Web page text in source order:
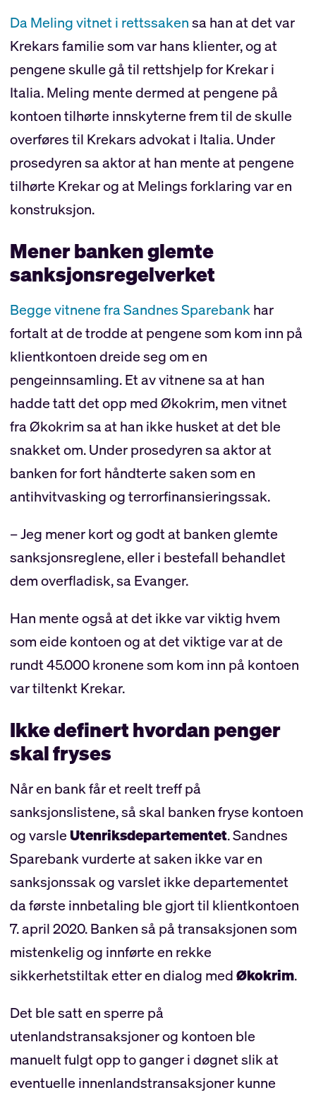
Da Meling vitnet i rettssakensa han at det var
Krekars familie som var hans klienter, og at
pengene skulle gå til rettshjelp for Krekar i
Italia. Meling mente dermed at pengene på
kontoen tilhørte innskyterne frem til de skulle
overføres til Krekars advokat i Italia. Under
prosedyren sa aktor at han mente at pengene
tilhørte Krekar og at Melings forklaring var en
konstruksjon.
Mener banken glemte
sanksjonsregelverket
Begge vitnene fra Sandnes Sparebankhar
fortalt at de trodde at pengene som kom inn på
klientkontoen dreide seg om en
pengeinnsamling. Et av vitnene sa at han
hadde tatt det opp med Økokrim, men vitnet
fra Økokrim sa at han ikke husket at det ble
snakket om. Under prosedyren sa aktor at
banken for fort håndterte saken som en
antihvitvasking og terrorfinansieringssak.
– Jeg mener kort og godt at banken glemte
sanksjonsreglene, eller i bestefall behandlet
dem overfladisk, sa Evanger.
Han mente også at det ikke var viktig hvem
som eide kontoen og at det viktige var at de
rundt 45.000 kronene som kom inn på kontoen
var tiltenkt Krekar.
Ikke definert hvordan penger
skal fryses
Når en bank får et reelt treff på
sanksjonslistene, så skal banken fryse kontoen
og varsleUtenriksdepartementet. Sandnes
Sparebank vurderte at saken ikke var en
sanksjonssak og varslet ikke departementet
da første innbetaling ble gjort til klientkontoen
7. april 2020. Banken så på transaksjonen som
mistenkelig og innførte en rekke
sikkerhetstiltak etter en dialog medØkokrim.
Det ble satt en sperre på
utenlandstransaksjoner og kontoen ble
manuelt fulgt opp to ganger i døgnet slik at
eventuelle innenlandstransaksjoner kunne